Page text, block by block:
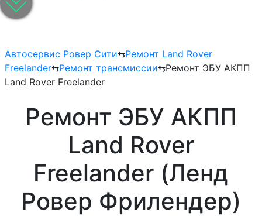
Автосервис Ровер Сити⇆Ремонт Land Rover
Freelander⇆Ремонт трансмиссии⇆Ремонт ЭБУ АКПП
Land Rover Freelander
Ремонт ЭБУ АКПП
Land Rover
Freelander (Ленд
Ровер Фрилендер)